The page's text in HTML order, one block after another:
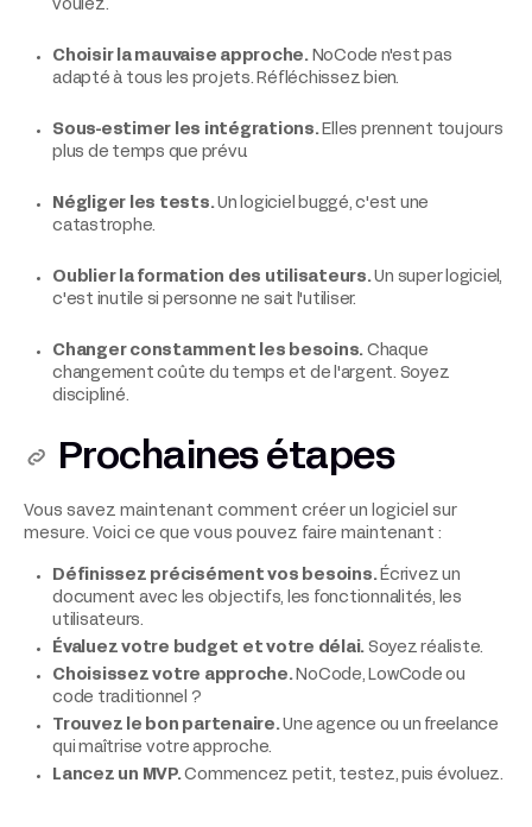
voulez.
Choisir la mauvaise approche.NoCode n'est pas
adapté à tous les projets. Réfléchissez bien.
Sous-estimer les intégrations.Elles prennent toujours
plus de temps que prévu.
Négliger les tests.Un logiciel buggé, c'est une
catastrophe.
Oublier la formation des utilisateurs.Un super logiciel,
c'est inutile si personne ne sait l'utiliser.
Changer constamment les besoins. Chaque
changement coûte du temps et de l'argent. Soyez
discipliné.
Prochaines étapes
Vous savez maintenant comment créer un logiciel sur
mesure. Voici ce que vous pouvez faire maintenant :
Définissez précisément vos besoins.Écrivez un
document avec les objectifs, les fonctionnalités, les
utilisateurs.
Évaluez votre budget et votre délai. Soyez réaliste.
Choisissez votre approche.NoCode, LowCode ou
code traditionnel ?
Trouvez le bon partenaire.Une agence ou un freelance
qui maîtrise votre approche.
Lancez un MVP.Commencez petit, testez, puis évoluez.